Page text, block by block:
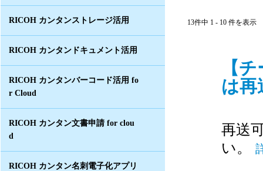
RICOH カンタンストレージ活用
RICOH カンタンドキュメント活用
RICOH カンタンバーコード活用 fo
r Cloud
RICOH カンタン文書申請 for clou
d
RICOH カンタン名刺電子化アプリ
13件中 1 - 10 件を表示
【
は
再送
い。